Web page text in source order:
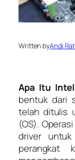
Written byAndi
Apa Itu
bentuk dari
telah ditulis
(OS).
driver
perangkat